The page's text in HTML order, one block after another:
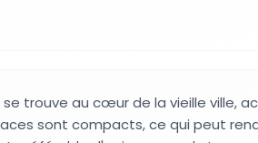
trouve au cœur de la vieille ville,
sont compacts, ce qui peut